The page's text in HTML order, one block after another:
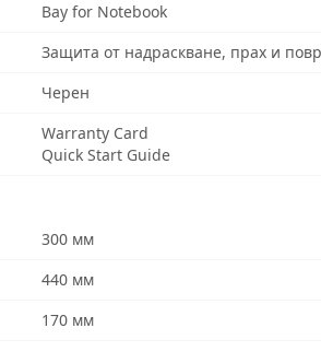
Bay for Notebook
Защита от надраскване, прах и
Черен
Warranty Card
Quick Start Guide
300 мм
440 мм
170 мм